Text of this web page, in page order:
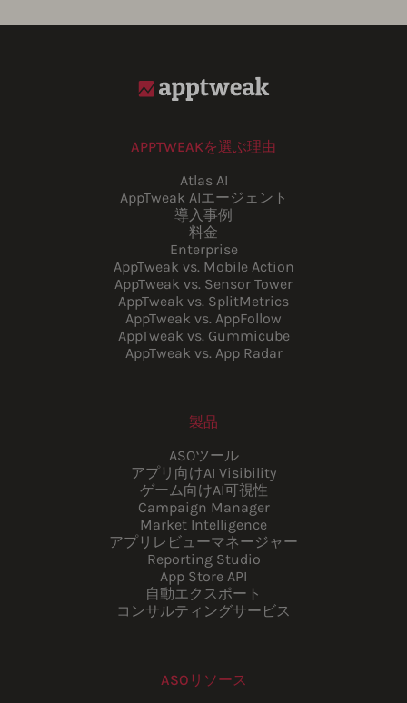
APPTWEAKを選ぶ理由
Atlas AI
AppTweak AIエージェント
導入事例
料金
Enterprise
AppTweak vs. Mobile Action
AppTweak vs. Sensor Tower
AppTweak vs. SplitMetrics
AppTweak vs. AppFollow
AppTweak vs. Gummicube
AppTweak vs. App Radar
製品
ASOツール
アプリ向けAI Visibility
ゲーム向けAI可視性
Campaign Manager
Market Intelligence
アプリレビューマネージャー
Reporting Studio
App Store API
自動エクスポート
コンサルティングサービス
ASOリソース